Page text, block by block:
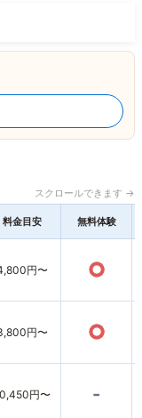
スクロールできます →
料金目安 無料体験
円〜 ○
円〜 ○
円〜 -